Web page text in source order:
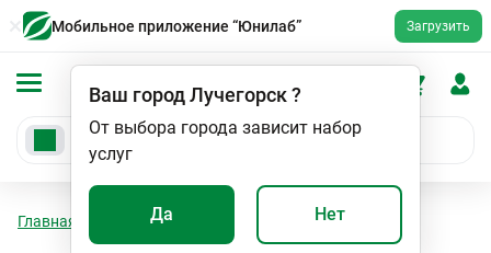
Мобильное приложение “Юнилаб” Загрузить
Ваш городЛучегорск?
От выбора города зависит набор
услуг
Да Нет
Главная Анализы Проблемы веса